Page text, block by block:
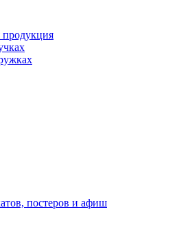
постеров и афиш